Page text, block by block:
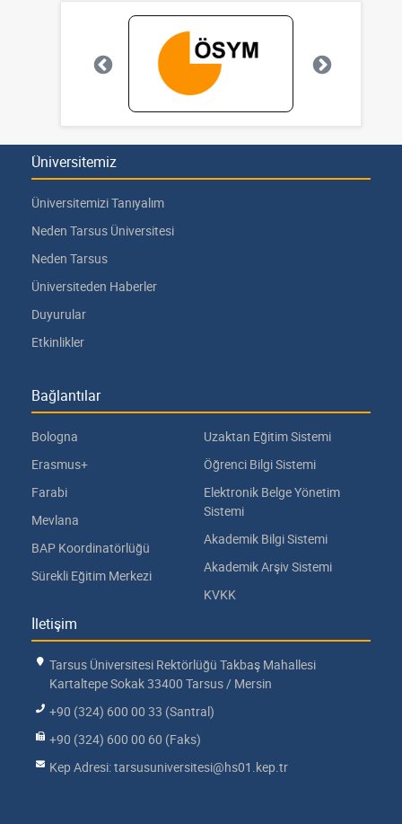
Üniversitemiz
Üniversitemizi Tanıyalım
Neden Tarsus Üniversitesi
Neden Tarsus
Üniversiteden Haberler
Duyurular
Etkinlikler
Bağlantılar
Bologna
Erasmus+
Farabi
Mevlana
BAP Koordinatörlüğü
Sürekli Eğitim Merkezi
Uzaktan Eğitim Sistemi
Öğrenci Bilgi Sistemi
Elektronik Belge Yönetim
Sistemi
Akademik Bilgi Sistemi
Akademik Arşiv Sistemi
KVKK
İletişim
Tarsus Üniversitesi Rektörlüğü Takbaş Mahallesi
Kartaltepe Sokak 33400 Tarsus / Mersin
+90 (324) 600 00 33 (Santral)
+90 (324) 600 00 60 (Faks)
Kep Adresi: tarsusuniversitesi@hs01.kep.tr